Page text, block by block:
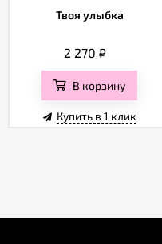
Твоя улыбка
2 270 ₽
В корзину
Купить в 1 клик